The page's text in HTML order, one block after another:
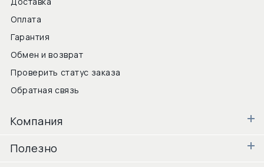
Оплата
Гарантия
Обмен и возврат
Проверить статус заказа
Обратная связь
Компания
Полезно